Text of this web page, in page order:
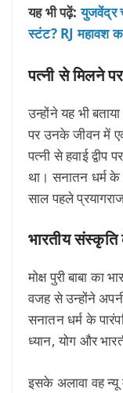
यह भी पढ़ें:युजवेंद्र
स्टंट? RJ महावश
पत्नी से मिलने
उन्होंने यह भी
पर उनके जीवन में
पत्नी से हवाई द्वीप
था। सनातन धर्म
साल पहले
भारतीय
मोक्ष पुरी बाबा
वजह से उन्होंने
सनातन धर्म के
ध्यान, योग और
इसके अलावा वह